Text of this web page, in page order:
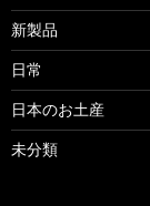
新製品
日常
日本のお土産
未分類